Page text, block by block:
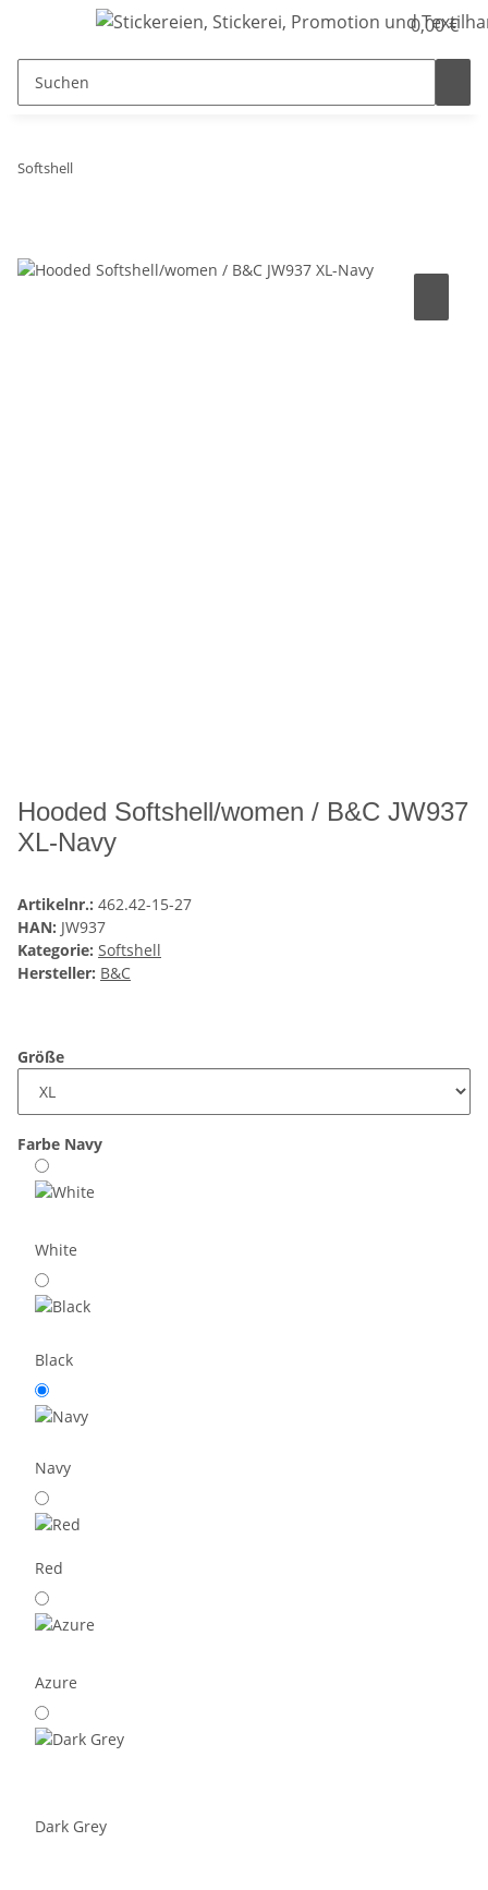
0,00 €
Softshell
Hooded Softshell/women / B&C JW937
XL-Navy
Artikelnr.: 462.42-15-27
HAN: JW937
Kategorie: Softshell
Hersteller: B&C
Größe
Farbe Navy
White
Black
Navy
Red
Azure
Dark Grey